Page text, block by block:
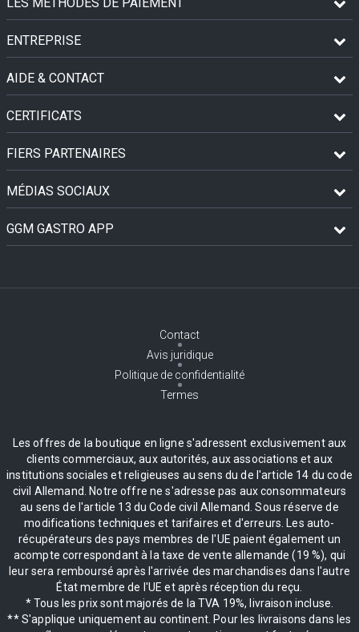
ENTREPRISE
AIDE & CONTACT
CERTIFICATS
FIERS PARTENAIRES
MÉDIAS SOCIAUX
GGM GASTRO APP
Contact
Avis juridique
Politique de confidentialité
Termes
Les offres de la boutique en ligne s'adressent exclusivement aux
clients commerciaux, aux autorités, aux associations et aux
institutions sociales et religieuses au sens du de l'article 14 du code
civil Allemand. Notre offre ne s'adresse pas aux consommateurs
au sens de l'article 13 du Code civil Allemand. Sous réserve de
modifications techniques et tarifaires et d'erreurs. Les auto-
récupérateurs des pays membres de l'UE paient également un
acompte correspondant à la taxe de vente allemande (19 %), qui
leur sera remboursé après l'arrivée des marchandises dans l'autre
État membre de l'UE et après réception du reçu.
* Tous les prix sont majorés de la TVA 19%, livraison incluse.
** S'applique uniquement au continent. Pour les livraisons dans les